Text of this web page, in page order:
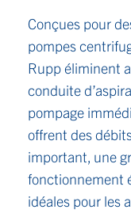
Conçues pour
pompes
Rupp éliminent
conduite
pompage
offrent des
important, une
fonctionnement
idéales pour les